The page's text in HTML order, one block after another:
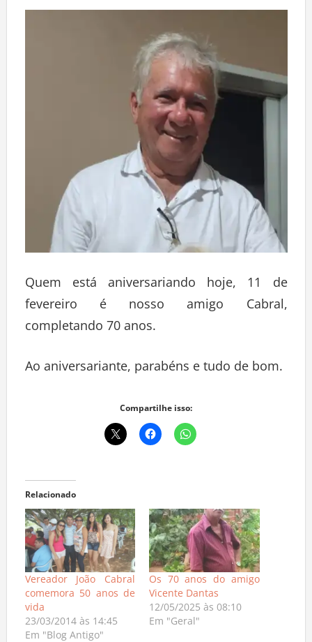
Quem está aniversariando hoje, 11 de
fevereiro é nosso amigo Cabral,
completando 70 anos.
Ao aniversariante, parabéns e tudo de bom.
Compartilhe isso:
Relacionado
Vereador João Cabral
comemora 50 anos de
vida
23/03/2014 às 14:45
Em "Blog Antigo"
Os 70 anos do amigo
Vicente Dantas
12/05/2025 às 08:10
Em "Geral"